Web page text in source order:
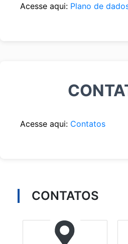
Acesse aqui: Plano de
Acesse aqui: Contatos
CONTATOS